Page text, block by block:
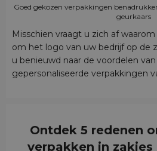
Goed gekozen verpakkingen
geurkaars
Misschien vraagt u zich af
om het logo van uw bedrijf op de
u benieuwd naar de voordelen
gepersonaliseerde verpakkingen
Ontdek 5 redenen
verpakken in